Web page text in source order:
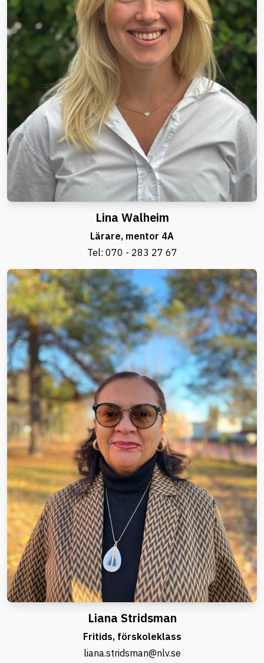
Lina Walheim
Lärare, mentor 4A
Tel: 070 - 283 27 67
Liana Stridsman
Fritids, förskoleklass
liana.stridsman@nlv.se